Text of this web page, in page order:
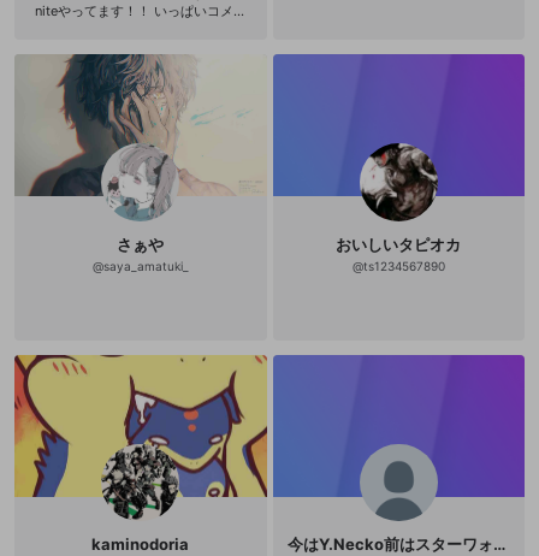
niteやってます！！ いっぱいコメン
で、是非チャンネル登録、高評価、
ベルマークお願いします。 ✨✨✨✨✨
✨✨✨✨✨ Youtubeチャンネル http
s://youtu.be/ZUj8nxBqU24 ✨✨✨✨
✨✨✨✨✨✨ 登録、高評価お願いしま
信以外での招待は、動画の撮影をし
ている場合があるので、基本的には
送らないようにお願いします。
さぁや
@saya_amatuki_
おいしいタピオカ
@ts1234567890
kaminodoria 今はY.Necko前はスターワォーズ 笑